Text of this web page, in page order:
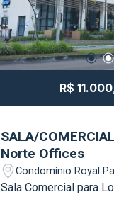
R$
SALA/
Norte Offices
Condomínio Royal
Campos/SP
Sala Comercial para